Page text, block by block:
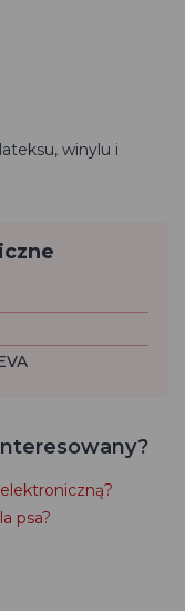
winylu i
psa?